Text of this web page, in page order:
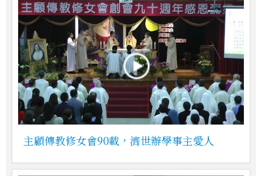
主顧傳教修女會90載，濟世辦學事主愛人